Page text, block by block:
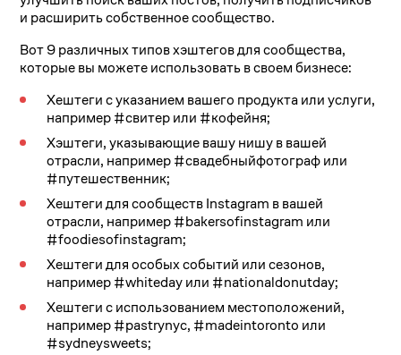
и расширить собственное сообщество.
Вот 9 различных типов хэштегов для сообщества,
которые вы можете использовать в своем бизнесе:
Хештеги с указанием вашего продукта или услуги,
например #свитер или #кофейня;
Хэштеги, указывающие вашу нишу в вашей
отрасли, например #свадебныйфотограф или
#путешественник;
Хештеги для сообществ Instagram в вашей
отрасли, например #bakersofinstagram или
#foodiesofinstagram;
Хештеги для особых событий или сезонов,
например #whiteday или #nationaldonutday;
Хештеги с использованием местоположений,
например #pastrynyc, #madeintoronto или
#sydneysweets;